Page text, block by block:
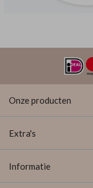
Onze producten
Extra's
Informatie